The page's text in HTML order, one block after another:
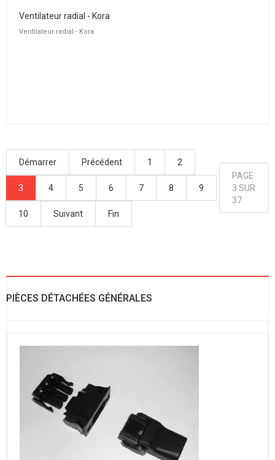
Ventilateur radial - Kora
Ventilateur radial - Kora
Démarrer Précédent 1 2
3 4 5 6 7 8 9
10 Suivant Fin
PAGE
3 SUR
37
PIÈCES DÉTACHÉES GÉNÉRALES